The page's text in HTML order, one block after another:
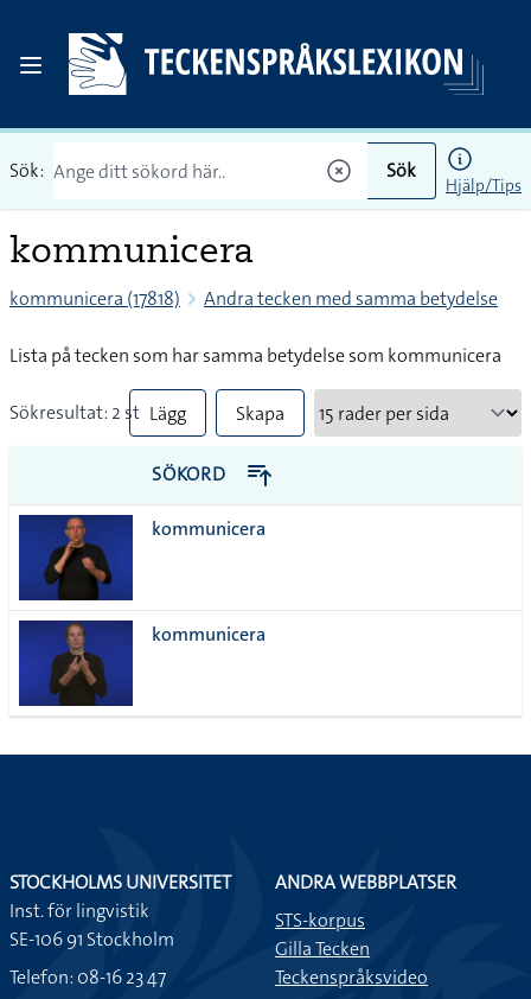
Sök: Sök
Hjälp/Tips
kommunicera
kommunicera (17818) Andra tecken med samma betydelse
Lista på tecken som har samma betydelse som kommunicera
Sökresultat: 2 st Lägg
till
alla i
Skapa
PDF
SÖKORD
kommunicera
kommunicera
STOCKHOLMS UNIVERSITET
Inst. för lingvistik
SE-106 91 Stockholm
Telefon: 08-16 23 47
ANDRA WEBBPLATSER
STS-korpus
Gilla Tecken
Teckenspråksvideo